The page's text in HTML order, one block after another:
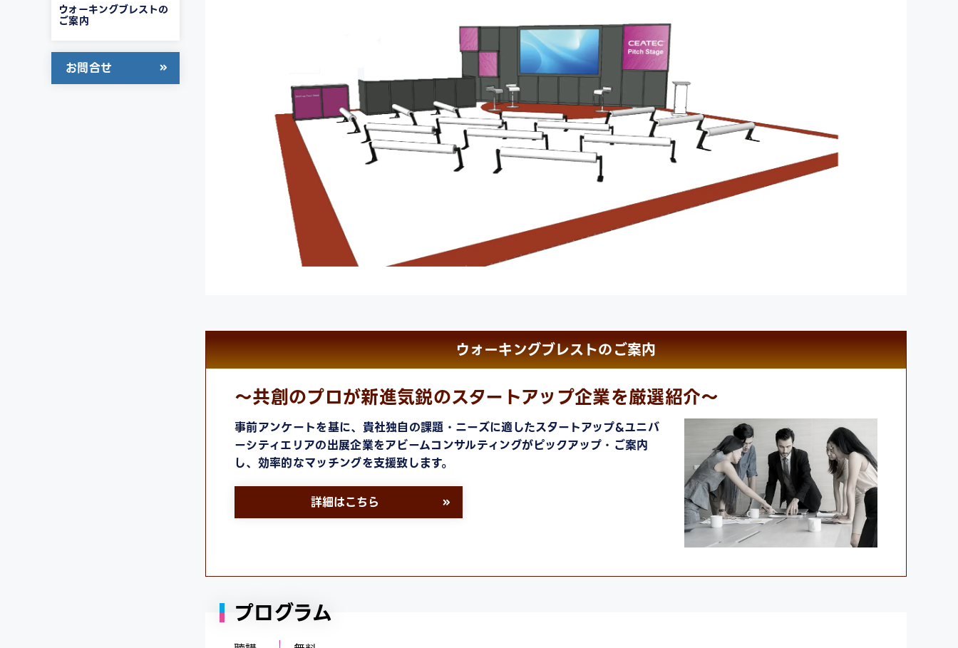
ウォーキングブレストのご案内
～共創のプロが新進気鋭のスタートアップ企業を厳選紹介～
事前アンケートを基に、貴社独自の課題・ニーズに適したスタートアップ&ユニバ
ーシティエリアの出展企業をアビームコンサルティングがピックアップ・ご案内
し、効率的なマッチングを支援致します。
詳細はこちら
プログラム
ウォーキングブレストの
ご案内
お問合せ